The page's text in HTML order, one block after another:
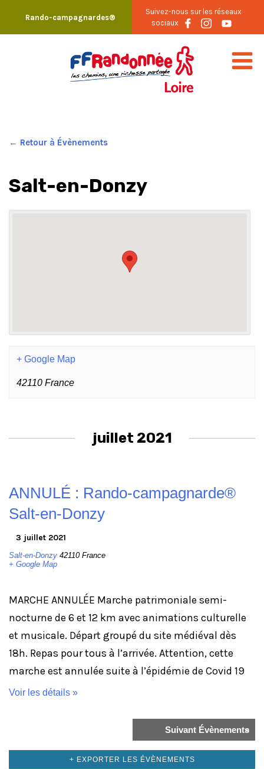
content
Rando-campagnardes®
Suivez-nous sur les réseaux
sociaux
← Retour à Évènements
Salt-en-Donzy
+ Google Map
42110 France
juillet 2021
ANNULÉ : Rando-campagnarde®
Salt-en-Donzy
3 juillet 2021
Salt-en-Donzy 42110 France
+ Google Map
MARCHE ANNULÉE Marche patrimoniale semi-
nocturne de 6 et 12 km avec animations culturelle
et musicale. Départ groupé du site médiéval dès
18h. Repas pour tous à l’arrivée. Attention, cette
marche est annulée suite à l’épidémie de Covid 19
Voir les détails »
Suivant Évènements
»
+ EXPORTER LES ÉVÈNEMENTS